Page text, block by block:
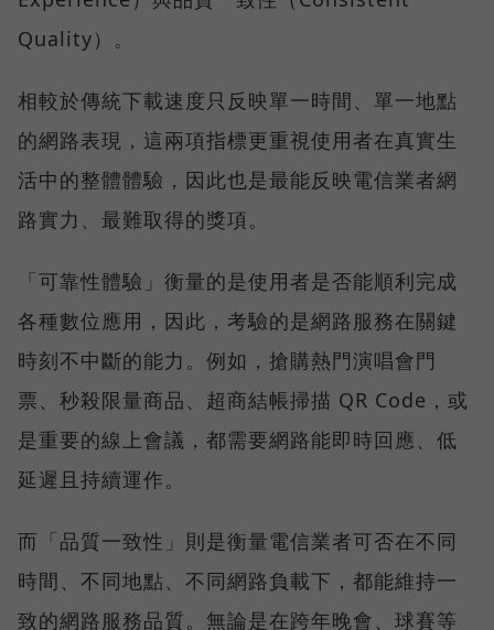
Quality）。
相較於傳統下載速度只反映單一時間、單一地點
的網路表現，這兩項指標更重視使用者在真實生
活中的整體體驗，因此也是最能反映電信業者網
路實力、最難取得的獎項。
「可靠性體驗」衡量的是使用者是否能順利完成
各種數位應用，因此，考驗的是網路服務在關鍵
時刻不中斷的能力。例如，搶購熱門演唱會門
票、秒殺限量商品、超商結帳掃描 QR Code，或
是重要的線上會議，都需要網路能即時回應、低
延遲且持續運作。
而「品質一致性」則是衡量電信業者可否在不同
時間、不同地點、不同網路負載下，都能維持一
致的網路服務品質。無論是在跨年晚會、球賽等